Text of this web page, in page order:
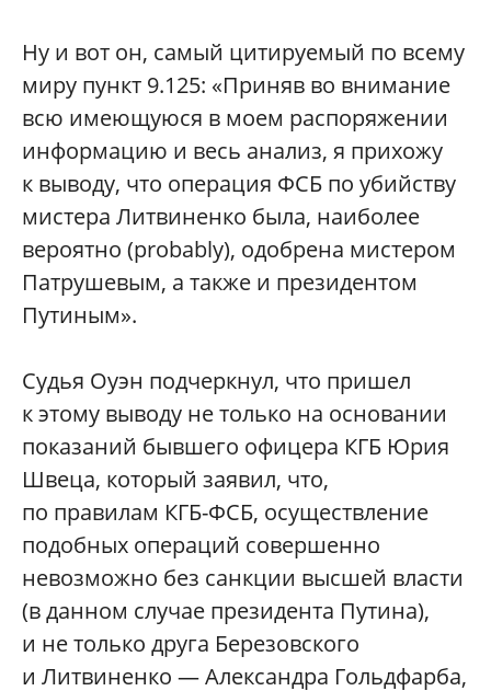
Ну и вот он, самый цитируемый по всему
миру пункт 9.125: «Приняв во внимание
всю имеющуюся в моем распоряжении
информацию и весь анализ, я прихожу
к выводу, что операция ФСБ по убийству
мистера Литвиненко была, наиболее
вероятно (probably), одобрена мистером
Патрушевым, а также и президентом
Путиным».
Судья Оуэн подчеркнул, что пришел
к этому выводу не только на основании
показаний бывшего офицера КГБ Юрия
Швеца, который заявил, что,
по правилам КГБ-ФСБ, осуществление
подобных операций совершенно
невозможно без санкции высшей власти
(в данном случае президента Путина),
и не только друга Березовского
и Литвиненко — Александра Гольдфарба,